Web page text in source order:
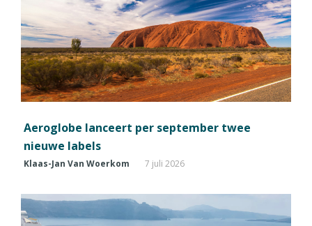
Aeroglobe lanceert per september twee
nieuwe labels
Klaas-Jan Van Woerkom 7 juli 2026